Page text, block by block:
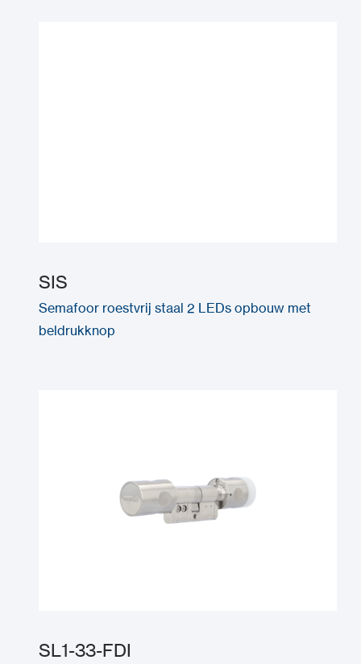
SIS
Semafoor roestvrij staal 2 LEDs opbouw met
beldrukknop
SL1-33-FDI